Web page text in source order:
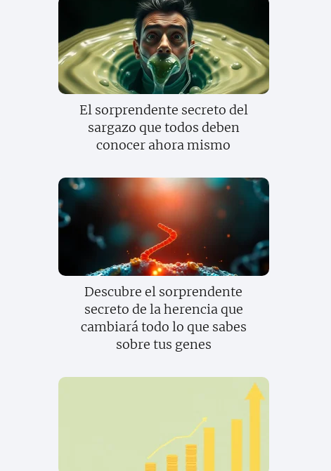
El sorprendente secreto del
sargazo que todos deben
conocer ahora mismo
Descubre el sorprendente
secreto de la herencia que
cambiará todo lo que sabes
sobre tus genes